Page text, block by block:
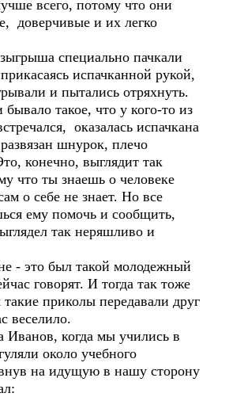
всего, потому что они
доверчивые и их легко
специально пачкали
испачканной рукой,
и пытались отряхнуть.
такое, что у кого-то из
оказалась испачкана
шнурок, плечо
конечно, выглядит так
что ты знаешь о человеке
о себе не знает. Но все
ему помочь и сообщить,
так неряшливо и
- это был такой молодежный
говорят. И тогда так тоже
приколы передавали друг
веселило.
когда мы учились в
около учебного
на идущую в нашу сторону